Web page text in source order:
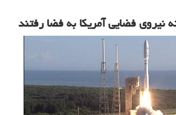
نیروی فضایی آمریکا به فضا رفتند